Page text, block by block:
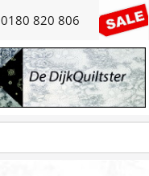
0180 820 806